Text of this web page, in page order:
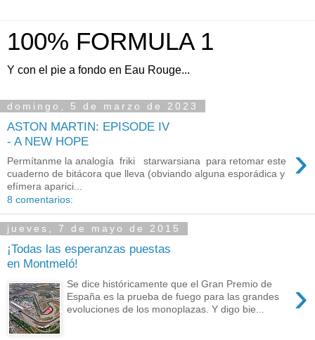
100% FORMULA 1
Y con el pie a fondo en Eau Rouge...
domingo, 5 de marzo de 2023
ASTON MARTIN: EPISODE IV
- A NEW HOPE
›
Permítanme la analogía friki starwarsiana para retomar este
cuaderno de bitácora que lleva (obviando alguna esporádica y
efímera aparici...
8 comentarios:
jueves, 7 de mayo de 2015
¡Todas las esperanzas puestas
en Montmeló!
›
Se dice históricamente que el Gran Premio de
España es la prueba de fuego para las grandes
evoluciones de los monoplazas. Y digo bie...